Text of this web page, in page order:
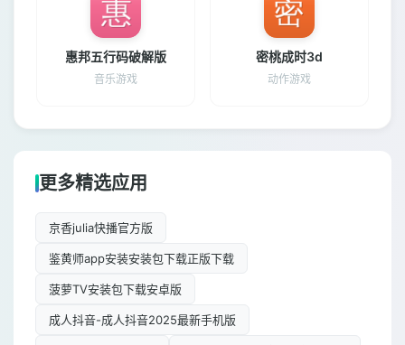
惠邦五行码破解版
音乐游戏
密桃成时3d
动作游戏
更多精选应用
京香julia快播官方版
鉴黄师app安装安装包下载正版下载
菠萝TV安装包下载安卓版
成人抖音-成人抖音2025最新手机版